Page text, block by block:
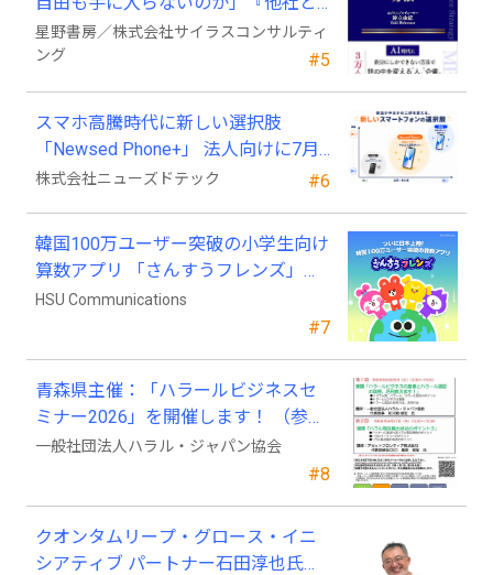
#5
競わず 市場を独占する方法』発売
星野書房／株式会社サイラスコンサルティ
ング
#6
スマホ高騰時代に新しい選択肢
「Newsed Phone+」 法人向けに7月
23日から販売開始
株式会社ニューズドテック
#7
韓国100万ユーザー突破の小学生向け
算数アプリ 「さんすうフレンズ」、
ついに日本上陸!
HSU Communications
#8
青森県主催：「ハラールビジネスセ
ミナー2026」を開催します！ （参加
費無料）
一般社団法人ハラル・ジャパン協会
クオンタムリープ・グロース・イニ
シアティブ パートナー石田淳也氏が